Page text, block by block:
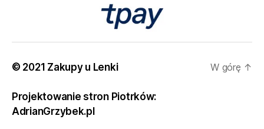
© 2021 Zakupy u Lenki
Projektowanie stron Piotrków:
AdrianGrzybek.pl
W górę ↑